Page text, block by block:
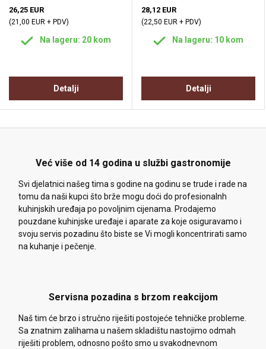
26,25 EUR
(21,00 EUR + PDV)
Na lageru: 20 kom
Detalji
28,12 EUR
(22,50 EUR + PDV)
Na lageru: 10 kom
Detalji
Već više od 14 godina u službi gastronomije
Svi djelatnici našeg tima s godine na godinu se trude i rade na
tomu da naši kupci što brže mogu doći do profesionalnh
kuhinjskih uređaja po povoljnim cijenama. Prodajemo
pouzdane kuhinjske uređaje i aparate za koje osiguravamo i
svoju servis pozadinu što biste se Vi mogli koncentrirati samo
na kuhanje i pečenje.
Servisna pozadina s brzom reakcijom
Naš tim će brzo i stručno riješiti postojeće tehničke probleme.
Sa znatnim zalihama u našem skladištu nastojimo odmah
riješiti problem, odnosno pošto smo u svakodnevnom